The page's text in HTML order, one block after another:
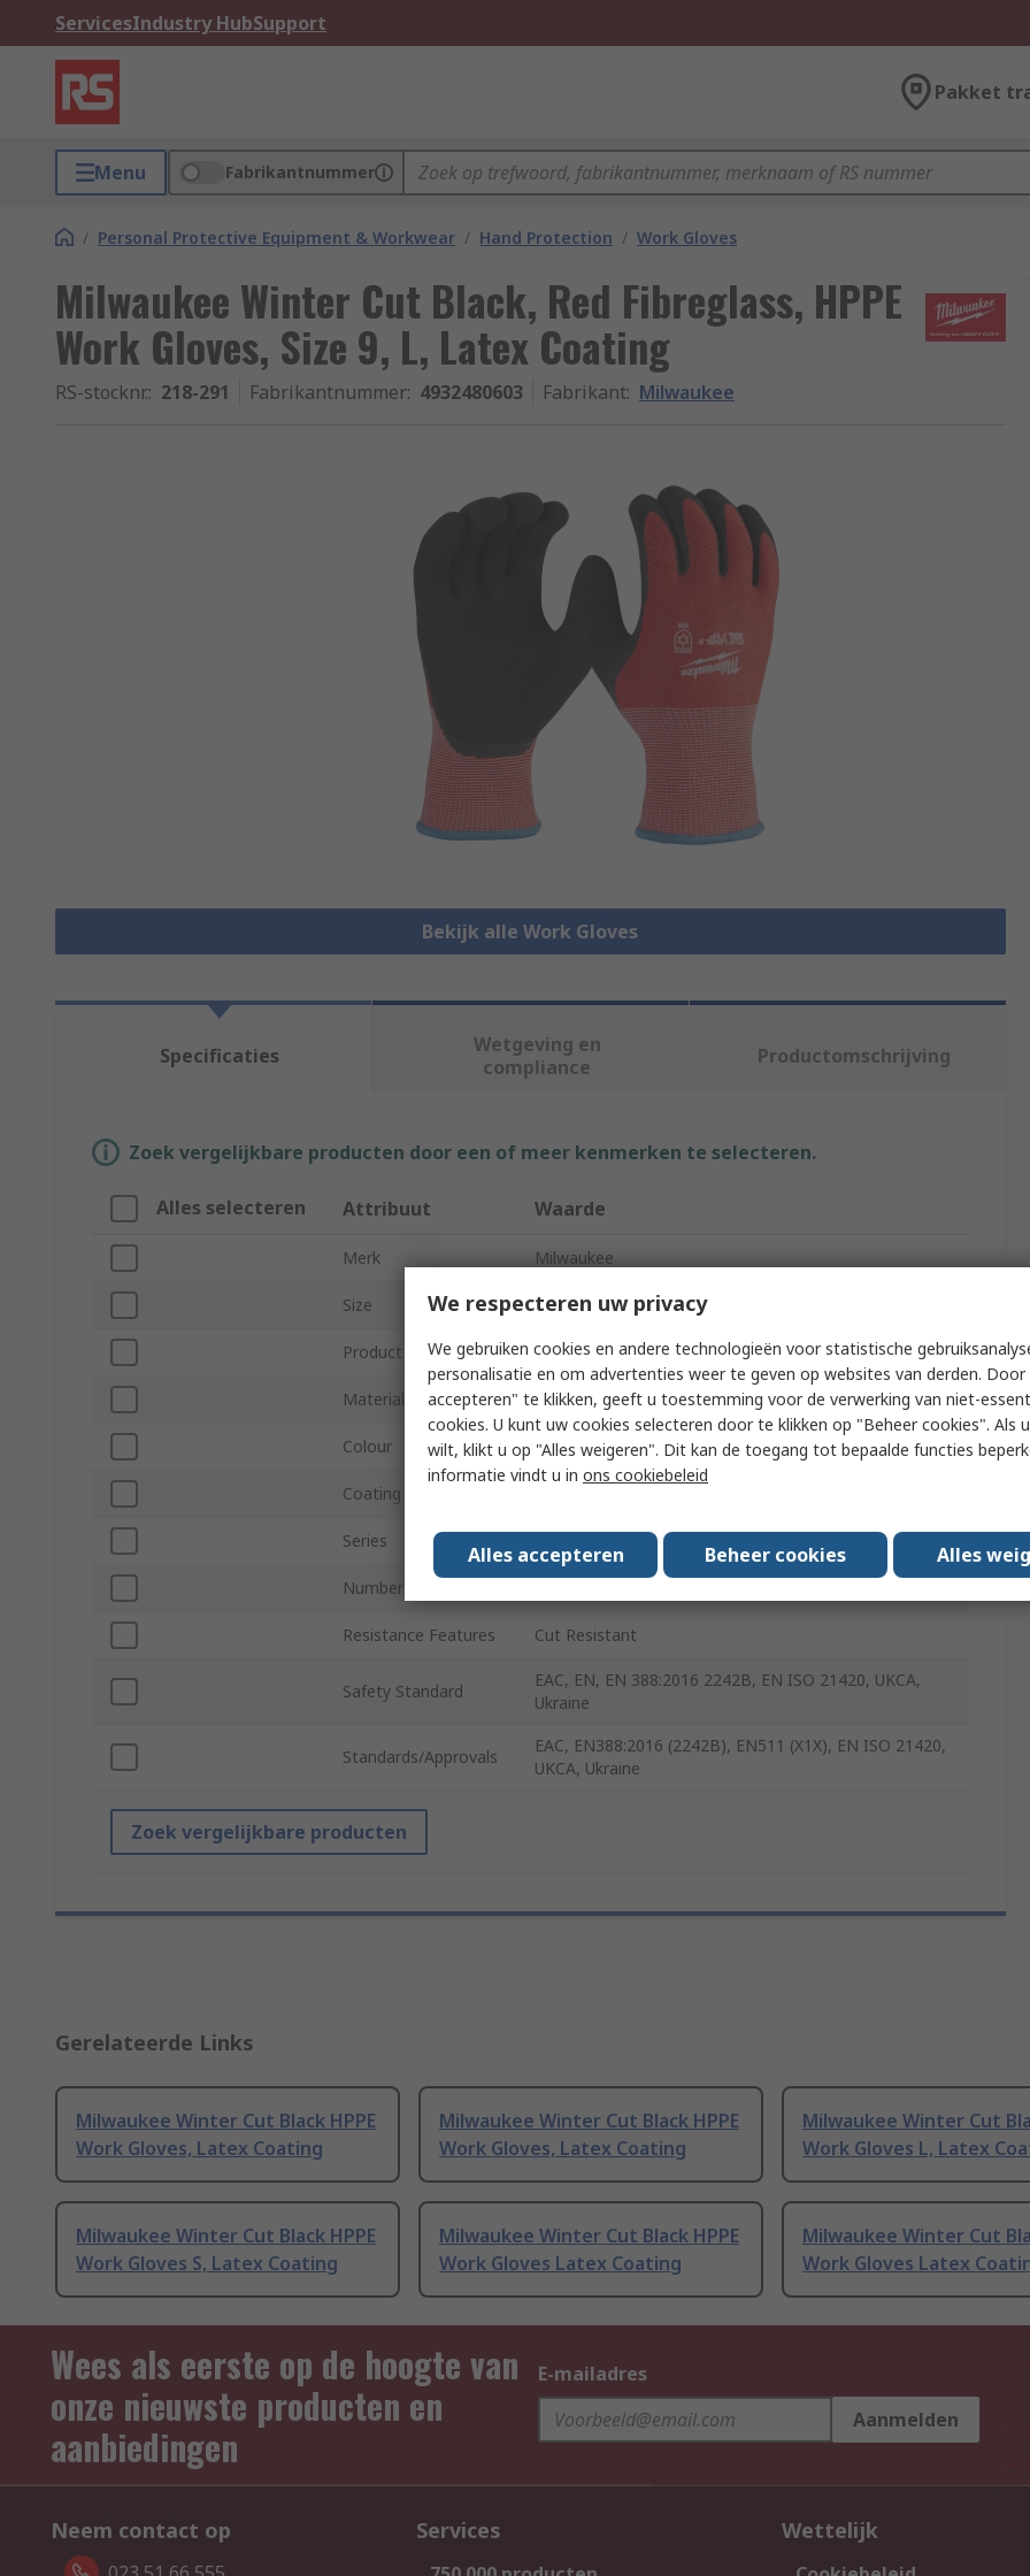
ServicesIndustry HubSupport
Pakket
Menu Fabrikantnummer
/ Personal Protective Equipment & Workwear / Hand Protection / Work Gloves
Milwaukee Winter Cut Black, Red Fibreglass, HPPE
Work Gloves, Size 9, L, Latex Coating
RS-stocknr.: 218-291 Fabrikantnummer: 4932480603 Fabrikant: Milwaukee
Bekijk alle Work Gloves
Specificaties
Wetgeving en
compliance
Productomschrijving
Zoek vergelijkbare producten door een of meer kenmerken te selecteren.
Alles selecteren Attribuut Waarde
Merk Milwaukee
Size 9, L
Product Type Work Gloves
Material Fibreglass, HPPE
Colour Black, Red
Coating
Series
Number of Gloves
Resistance Features Cut Resistant
Safety Standard
EAC, EN, EN 388:2016 2242B, EN ISO 21420, UKCA,
Ukraine
Standards/Approvals
EAC, EN388:2016 (2242B), EN511 (X1X), EN ISO 21420,
UKCA, Ukraine
Zoek vergelijkbare producten
Gerelateerde Links
Milwaukee Winter Cut Black HPPE
Work Gloves, Latex Coating
Milwaukee Winter Cut Black HPPE
Work Gloves, Latex Coating
Milwaukee Winter Cut
Work Gloves L, Latex
Milwaukee Winter Cut Black HPPE
Work Gloves S, Latex Coating
Milwaukee Winter Cut Black HPPE
Work Gloves Latex Coating
Milwaukee Winter Cut
Work Gloves Latex
Wees als eerste op de hoogte van
onze nieuwste producten en
aanbiedingen
E-mailadres
Aanmelden
Neem contact op Services Wettelijk
We respecteren uw privacy
We gebruiken cookies en andere technologieën voor statistische
personalisatie en om advertenties weer te geven op websites van derden. Door
accepteren" te klikken, geeft u toestemming voor de verwerking van niet-
cookies. U kunt uw cookies selecteren door te klikken op "Beheer cookies". Als
wilt, klikt u op "Alles weigeren". Dit kan de toegang tot bepaalde functies
informatie vindt u in ons cookiebeleid
Alles accepteren Beheer cookies Alles